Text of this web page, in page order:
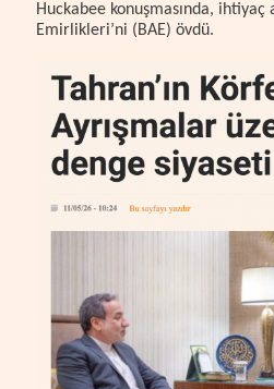
Huckabee konuşmasında,
Emirlikleri’ni (BAE) övdü.